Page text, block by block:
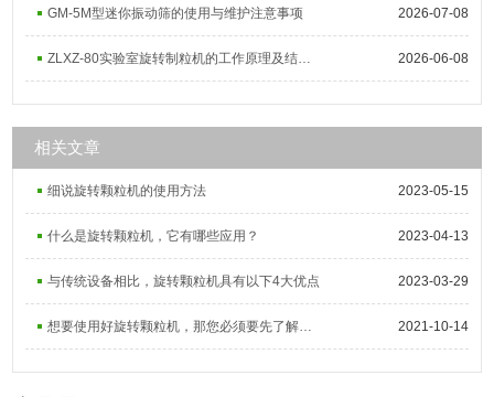
GM-5M型迷你振动筛的使用与维护注意事项 2026-07-08
ZLXZ-80实验室旋转制粒机的工作原理及结构组成 2026-06-08
相关文章
细说旋转颗粒机的使用方法 2023-05-15
什么是旋转颗粒机，它有哪些应用？ 2023-04-13
与传统设备相比，旋转颗粒机具有以下4大优点 2023-03-29
想要使用好旋转颗粒机，那您必须要先了解它的特点 2021-10-14